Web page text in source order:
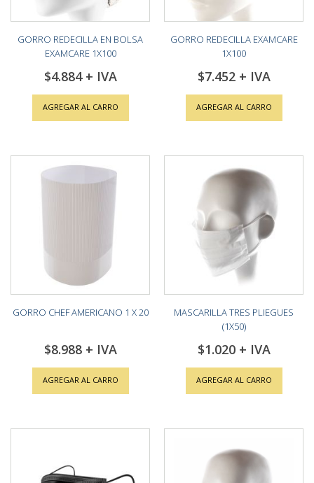
GORRO REDECILLA EN BOLSA
EXAMCARE 1X100
$4.884
AGREGAR AL CARRO
GORRO REDECILLA EXAMCARE
1X100
$7.452
AGREGAR AL CARRO
GORRO CHEF AMERICANO 1 X 20
$8.988
AGREGAR AL CARRO
MASCARILLA TRES PLIEGUES
(1X50)
$1.020
AGREGAR AL CARRO